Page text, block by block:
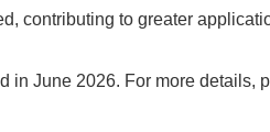
contributing to greater
in June 2026. For more details,